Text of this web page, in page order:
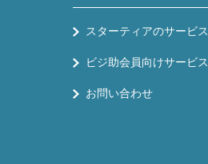
スターティアのサービス
ビジ助会員向けサービス
お問い合わせ